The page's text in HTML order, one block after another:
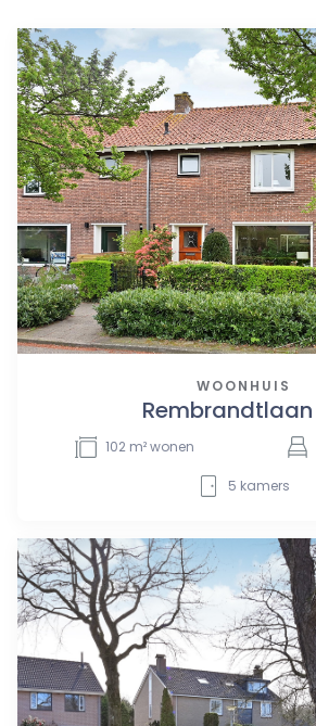
WOONHUIS
102 m² wonen
5 kamers